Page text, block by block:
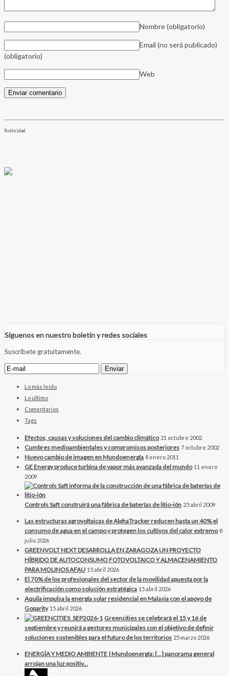
Nombre(obligatorio)
Email (no será publicado)
(obligatorio)
Web
Publicidad
Síguenos en nuestro boletín y redes sociales
Suscríbete gratuitamente.
Lo más leído
Lo último
Comentarios
Tags
Efectos, causas y soluciones del cambio climático 21 octubre 2002
Cumbres medioambientales y compromisos posteriores 7 octubre 2002
Nuevo cambio de imagen en Mundoenergía 8 enero 2011
GE Energy produce turbina de vapor más avanzada del mundo 11 enero
2009
Controls Saft construirá una fábrica de baterías de litio-ión 25 abril 2009
Las estructuras agrovoltaicas de AlphaTracker reducen hasta un 40% el
consumo de agua en el campo y protegen los cultivos del calor extremo 8
julio 2026
GREENVOLT NEXT DESARROLLA EN ZARAGOZA UN PROYECTO
HÍBRIDO DE AUTOCONSUMO FOTOVOLTAICO Y ALMACENAMIENTO
PARA MOLINOS AFAU 15 abril 2026
El 70% de los profesionales del sector de la movilidad apuesta por la
electrificación como solución estratégica 15 abril 2026
Aquila impulsa la energía solar residencial en Malasia con el apoyo de
Goparity 15 abril 2026
Greencities se celebrará el 15 y 16 de
septiembre y reunirá a gestores municipales con el objetivo de definir
soluciones sostenibles para el futuro de los territorios 25 marzo 2026
ENERGÍA Y MEDIO AMBIENTE | Mundoenergía: […] panorama general
arrojan una luz positiv...